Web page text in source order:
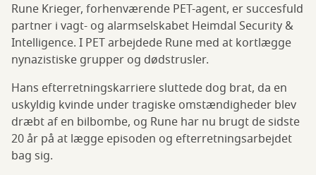
Rune Krieger, forhenværende PET-agent, er succesfuld
partner i vagt- og alarmselskabet Heimdal Security &
Intelligence. I PET arbejdede Rune med at kortlægge
nynazistiske grupper og dødstrusler.
Hans efterretningskarriere sluttede dog brat, da en
uskyldig kvinde under tragiske omstændigheder blev
dræbt af en bilbombe, og Rune har nu brugt de sidste
20 år på at lægge episoden og efterretningsarbejdet
bag sig.